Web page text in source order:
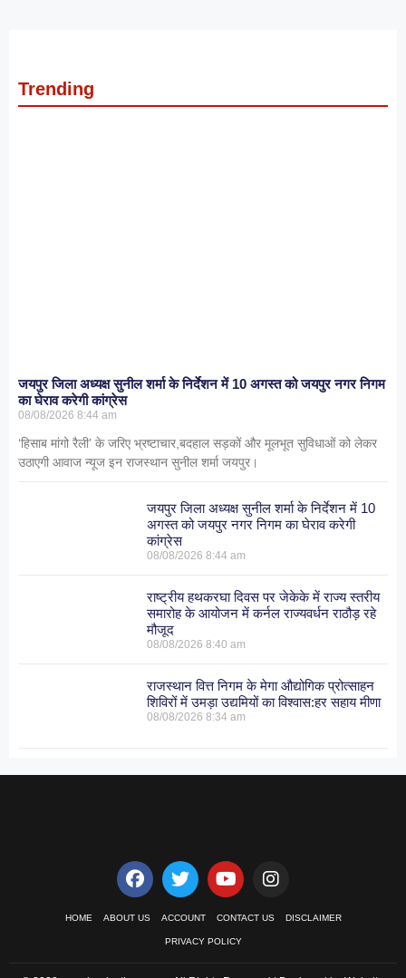
Trending
जयपुर जिला अध्यक्ष सुनील शर्मा के निर्देशन में 10 अगस्त को जयपुर नगर निगम
का घेराव करेगी कांग्रेस
08/08/2026 8:44 am
‘हिसाब मांगो रैली’ के जरिए भ्रष्टाचार,बदहाल सड़कों और मूलभूत सुविधाओं को लेकर
उठाएगी आवाज न्यूज इन राजस्थान सुनील शर्मा जयपुर।
जयपुर जिला अध्यक्ष सुनील शर्मा के निर्देशन में 10
अगस्त को जयपुर नगर निगम का घेराव करेगी
कांग्रेस
08/08/20268:44 am
राष्ट्रीय हथकरघा दिवस पर जेकेके में राज्य स्तरीय
समारोह के आयोजन में कर्नल राज्यवर्धन राठौड़ रहे
मौजूद
08/08/20268:40 am
राजस्थान वित्त निगम के मेगा औद्योगिक प्रोत्साहन
शिविरों में उमड़ा उद्यमियों का विश्वास:हर सहाय मीणा
08/08/20268:34 am
HOME ABOUT US ACCOUNT CONTACT US DISCLAIMER
PRIVACY POLICY